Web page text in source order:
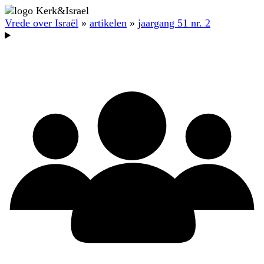
Vrede over Israël » artikelen » jaargang 51 nr. 2